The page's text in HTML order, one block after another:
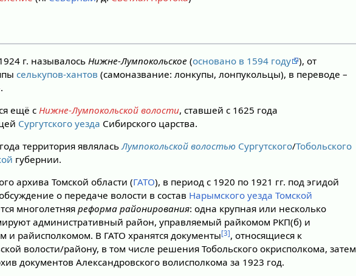
г. называлось Нижне-Лумпокольское (основано в 1594 году
), от
селькупов-хантов (самоназвание: лонкупы, лонпукольцы), в переводе –
ещё с Нижне-Лумпокольской волости, ставшей с 1625 года
Сургутского уезда Сибирского царства.
территория являласьЛумпокольской волостью Сургутского/Тобольского
губернии.
архива Томской области (ГАТО), в период с 1920 по 1921 гг. под эгидой
о передаче волости в состав Нарымского уезда Томской
многолетняяреформа районирования: одна крупная или несколько
административный район, управляемый райкомом РКП(б) и
и райисполкомом. В ГАТО хранятся документы[3], относящиеся к
волости/району, в том числе решения Тобольского окрисполкома, затем
документов Александровского волисполкома за 1923 год.